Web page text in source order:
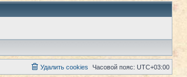
Часовой пояс: UTC+03:00
Удалить cookies